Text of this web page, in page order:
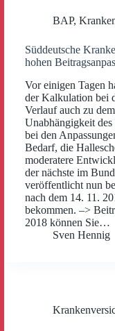
BAP,
Süddeutsche
hohen
Vor einigen Tagen
der Kalkulation bei
Verlauf auch zu
Unabhängigkeit
bei den
Bedarf, die
moderatere
der nächste im
veröffentlicht nun
nach dem 14. 11.
bekommen. –>
2018 können Sie…
Sven Hennig